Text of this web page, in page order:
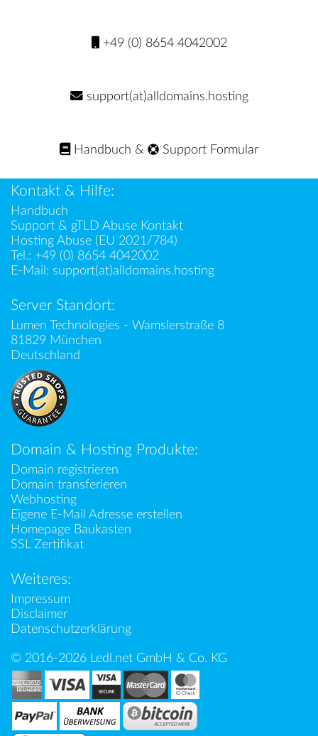
+49 (0) 8654 4042002
support(at)alldomains.hosting
Handbuch & Support Formular
Kontakt & Hilfe:
Handbuch
Support & gTLD Abuse Kontakt
Hosting Abuse (EU 2021/784)
Tel.: +49 (0) 8654 4042002
E-Mail: support(at)alldomains.hosting
Server Standort:
Lumen Technologies - Wamslerstraße 8
81829 München
Deutschland
Domain & Hosting Produkte:
Domain registrieren
Domain transferieren
Webhosting
Eigene E-Mail Adresse erstellen
Homepage Baukasten
SSL Zertifikat
Weiteres:
Impressum
Disclaimer
Datenschutzerklärung
© 2016-2026 Ledl.net GmbH & Co. KG